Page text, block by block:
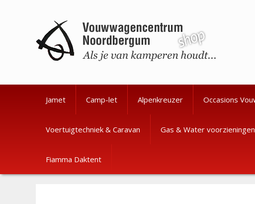
Jamet Camp-let Alpenkreuzer Occasions
Voertuigtechniek & Caravan Gas & Water voorzieningen
Fiamma Daktent